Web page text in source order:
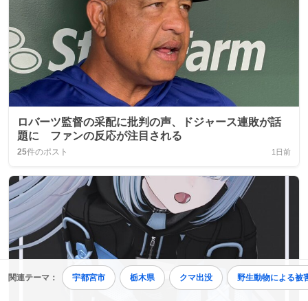
関連テーマ： 宇都宮市 栃木県 クマ出没 野生動物による被
ロバーツ監督の采配に批判の声、ドジャース連敗が話
題に ファンの反応が注目される
25件のポスト 1日前